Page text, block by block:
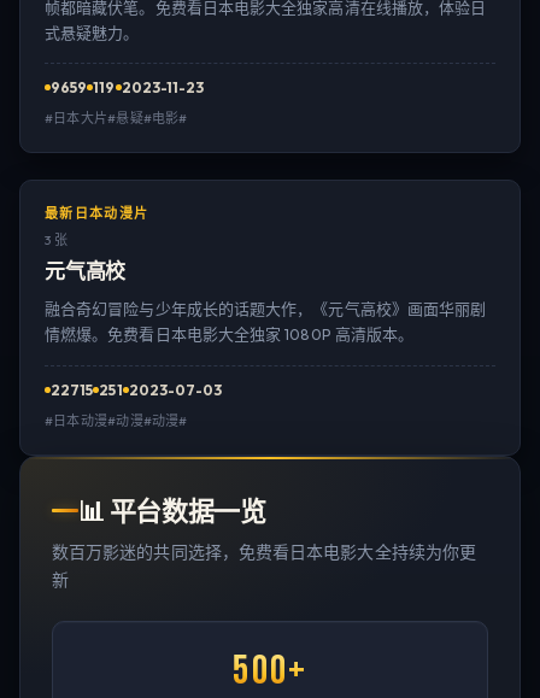
帧都暗藏伏笔。免费看日本电影大全独家高清在线播放，体验日
式悬疑魅力。
9659 119 2023-11-23
#日本大片#悬疑#电影#
最新日本动漫片
3 张
元气高校
融合奇幻冒险与少年成长的话题大作，《元气高校》画面华丽剧
情燃爆。免费看日本电影大全独家 1080P 高清版本。
22715 251 2023-07-03
#日本动漫#动漫#动漫#
📊 平台数据一览
数百万影迷的共同选择，免费看日本电影大全持续为你更
新
500+